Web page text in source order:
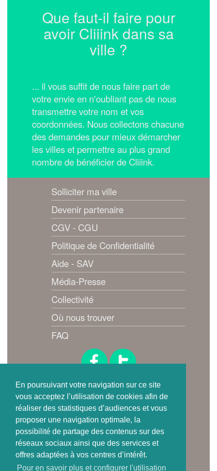
En poursuivant votre navigation sur ce site
vous acceptez l’utilisation de cookies afin de
réaliser des statistiques d’audiences et vous
proposer une navigation optimale, la
possibilité de partage des contenus sur des
réseaux sociaux ainsi que des services et
offres adaptées à vos centres d’intérêt.
Pour en savoir plus et configurer l'utilisation
Que faut-il faire pour
avoir Cliiink dans sa
ville ?
... il vous suffit de nous faire part de
votre envie en n'oubliant pas de nous
transmettre votre nom et vos
coordonnées. Nous collectons chacune
des demandes pour mieux démarcher
les villes et permettre au plus grand
nombre de bénéficier de Cliiink.
Solliciter ma ville
Devenir partenaire
CGV - CGU
Politique de Confidentialité
Aide - SAV
Média-Presse
Collectivité
Où nous trouver
FAQ
Suivez-nous !
Où trouver